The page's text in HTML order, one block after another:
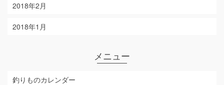
2018年2月
2018年1月
メニュー
釣りものカレンダー